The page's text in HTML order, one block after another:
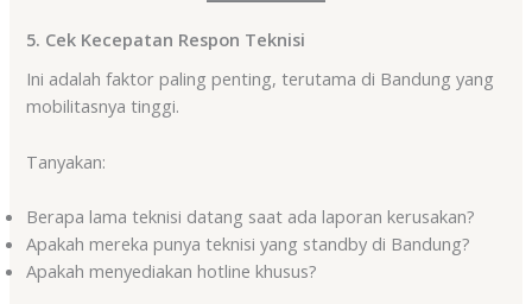
5. Cek Kecepatan Respon Teknisi
Ini adalah faktor paling penting, terutama di Bandung yang
mobilitasnya tinggi.
Tanyakan:
Berapa lama teknisi datang saat ada laporan kerusakan?
Apakah mereka punya teknisi yang standby di Bandung?
Apakah menyediakan hotline khusus?